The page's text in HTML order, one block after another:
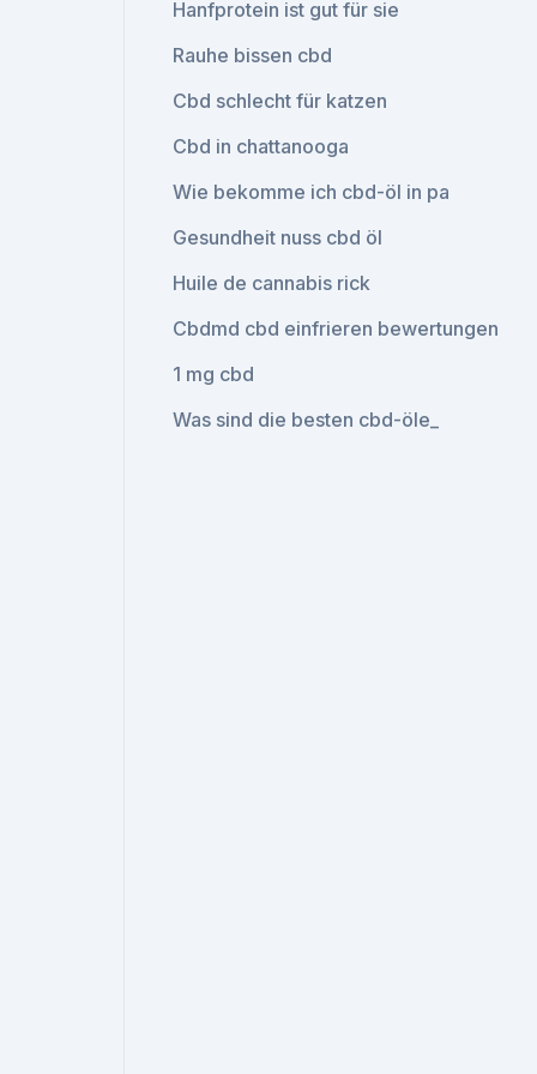
Hanfprotein ist gut für sie
Rauhe bissen cbd
Cbd schlecht für katzen
Cbd in chattanooga
Wie bekomme ich cbd-öl in pa
Gesundheit nuss cbd öl
Huile de cannabis rick
Cbdmd cbd einfrieren bewertungen
1 mg cbd
Was sind die besten cbd-öle_